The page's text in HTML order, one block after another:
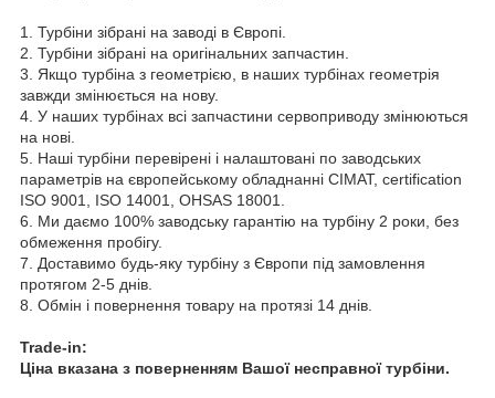
1. Турбіни зібрані на заводі в Європі.
2. Турбіни зібрані на оригінальних запчастин.
3. Якщо турбіна з геометрією, в наших турбінах геометрія
завжди змінюється на нову.
4. У наших турбінах всі запчастини сервоприводу змінюються
на нові.
5. Наші турбіни перевірені і налаштовані по заводських
параметрів на європейському обладнанні CIMAT, certification
ISO 9001, ISO 14001, OHSAS 18001.
6. Ми даємо 100% заводську гарантію на турбіну 2 роки, без
обмеження пробігу.
7. Доставимо будь-яку турбіну з Європи під замовлення
протягом 2-5 днів.
8. Обмін і повернення товару на протязі 14 днів.
Trade-in:
Ціна вказана з поверненням Вашої несправної турбіни.